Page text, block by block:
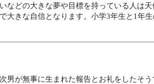
どの大きな夢や目標を持っている人は
きな自信となります。小学3年生と1年
が無事に生まれた報告とお礼をしたそ